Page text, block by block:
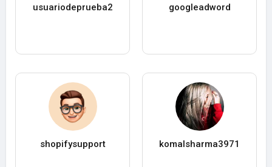
usuariodeprueba2 googleadword
shopifysupport komalsharma3971